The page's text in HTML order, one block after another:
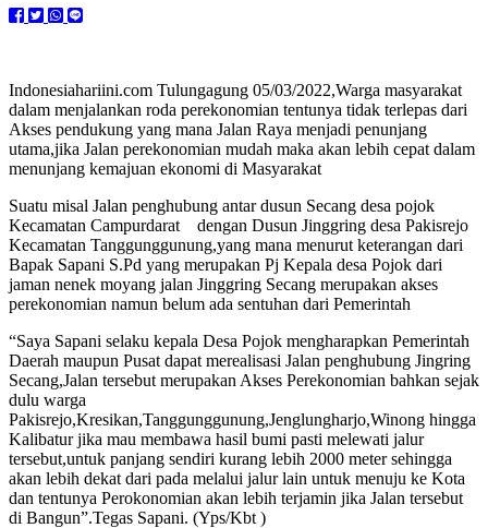
Indonesiahariini.com Tulungagung 05/03/2022,Warga masyarakat
dalam menjalankan roda perekonomian tentunya tidak terlepas dari
Akses pendukung yang mana Jalan Raya menjadi penunjang
utama,jika Jalan perekonomian mudah maka akan lebih cepat dalam
menunjang kemajuan ekonomi di Masyarakat
Suatu misal Jalan penghubung antar dusun Secang desa pojok
Kecamatan Campurdarat dengan Dusun Jinggring desa Pakisrejo
Kecamatan Tanggunggunung,yang mana menurut keterangan dari
Bapak Sapani S.Pd yang merupakan Pj Kepala desa Pojok dari
jaman nenek moyang jalan Jinggring Secang merupakan akses
perekonomian namun belum ada sentuhan dari Pemerintah
“Saya Sapani selaku kepala Desa Pojok mengharapkan Pemerintah
Daerah maupun Pusat dapat merealisasi Jalan penghubung Jingring
Secang,Jalan tersebut merupakan Akses Perekonomian bahkan sejak
dulu warga
Pakisrejo,Kresikan,Tanggunggunung,Jenglungharjo,Winong hingga
Kalibatur jika mau membawa hasil bumi pasti melewati jalur
tersebut,untuk panjang sendiri kurang lebih 2000 meter sehingga
akan lebih dekat dari pada melalui jalur lain untuk menuju ke Kota
dan tentunya Perokonomian akan lebih terjamin jika Jalan tersebut
di Bangun”.Tegas Sapani. (Yps/Kbt )